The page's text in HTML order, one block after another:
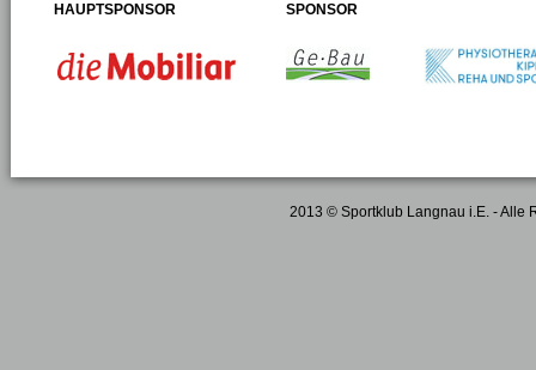
HAUPTSPONSOR SPONSOR
2013 © Sportklub Langnau i.E. - Alle